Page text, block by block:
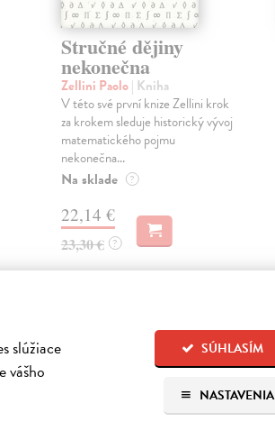
slúžiace
vášho
SÚHLASÍM
NASTAVENIA
Stručné dějiny
nekonečna
Zellini Paolo| Kniha
V této své první knize Zellini krok
za krokem sleduje historický vývoj
matematického pojmu
nekonečna...
Na sklade ?
22,14 €
23,30 € ?
si kúpili aj: